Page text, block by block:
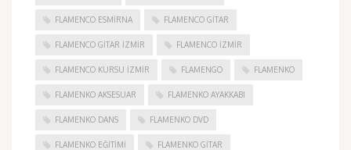
FLAMENCO ESMIRNA FLAMENCO GITAR
FLAMENCO GITAR İZMIR FLAMENCO IZMIR
FLAMENCO KURSU İZMIR FLAMENGO FLAMENKO
FLAMENKO AKSESUAR FLAMENKO AYAKKABI
FLAMENKO DANS FLAMENKO DVD
FLAMENKO EĞITIMI FLAMENKO GITAR